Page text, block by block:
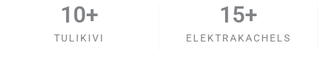
TULIKIVI
10+
ELEKTRAKACHELS
15+